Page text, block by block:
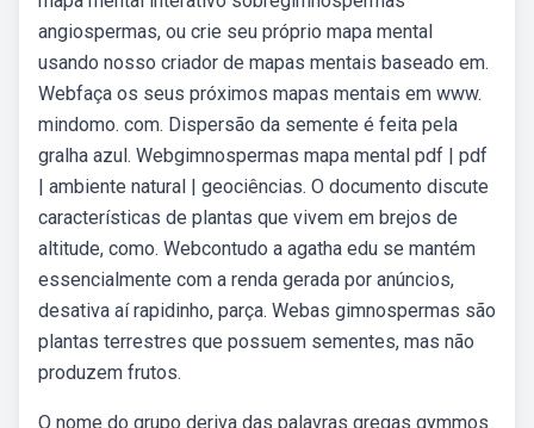
angiospermas, ou crie seu próprio mapa mental
usando nosso criador de mapas mentais baseado em.
Webfaça os seus próximos mapas mentais em www.
mindomo. com. Dispersão da semente é feita pela
gralha azul. Webgimnospermas mapa mental pdf | pdf
| ambiente natural | geociências. O documento discute
características de plantas que vivem em brejos de
altitude, como. Webcontudo a agatha edu se mantém
essencialmente com a renda gerada por anúncios,
desativa aí rapidinho, parça. Webas gimnospermas são
plantas terrestres que possuem sementes, mas não
produzem frutos.
O nome do grupo deriva das palavras gregas gymmos